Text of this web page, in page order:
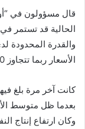
ن
ا
قال مسؤولون في
الحالية قد تستمر
والقدرة المحدودة
الأسعار ربما تتجاوز 100 دولار للبرميل.
وكان ارتفاع إنتاج